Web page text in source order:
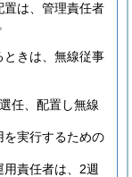
置は、管理責任者
ときは、無線従事
任、配置し無線
を実行するための
責任者は、2週